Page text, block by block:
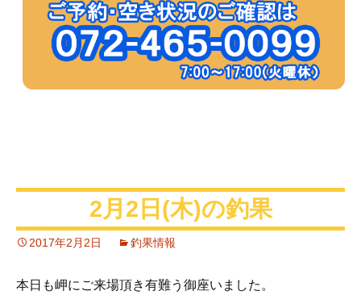
2月2日(木)の釣果
2017年2月2日 釣果情報
本日も岬にご来場頂き有難う御座いました。